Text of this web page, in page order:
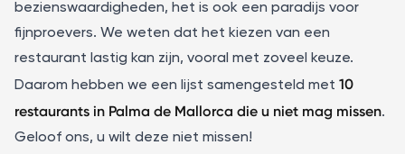
bezienswaardigheden, het is ook een paradijs voor
fijnproevers. We weten dat het kiezen van een
restaurant lastig kan zijn, vooral met zoveel keuze.
Daarom hebben we een lijst samengesteld met 10
restaurants in Palma de Mallorca die u niet mag missen.
Geloof ons, u wilt deze niet missen!